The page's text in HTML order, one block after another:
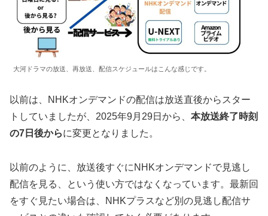
大河ドラマの放送、再放送、配信スケジュールはこんな感じです。
以前は、NHKオンデマンドの配信は放送直後からスター
トしていましたが、2025年9月29日から、 本放送終了時刻
の7日後からに変更となりました。
以前のように、放送後すぐにNHKオンデマンドで見逃し
配信を見る、という使い方ではなくなっています。最新回
をすぐ見たい場合は、NHKプラスなど別の見逃し配信サ